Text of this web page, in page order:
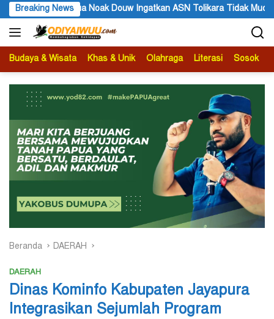
Langsung
ke
konten
Breaking News
ASN Tolikara Tidak Mudah Terima Informasi yang Belum
Budaya & Wisata Khas & Unik Olahraga Literasi Sosok
Beranda DAERAH
DAERAH
Dinas Kominfo Kabupaten Jayapura
Integrasikan Sejumlah Program